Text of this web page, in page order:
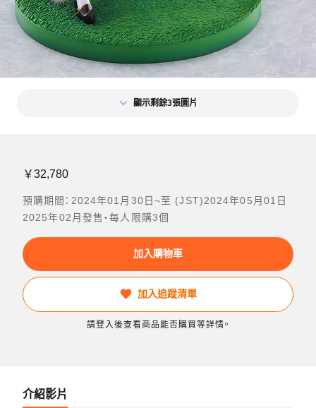
顯示剩餘3張圖片
￥32,780
預購期間：2024年01月30日~至 (JST)2024年05月01日
2025年02月發售・每人限購3個
加入購物車
加入追蹤清單
請登入後查看商品能否購買等詳情。
介紹影片